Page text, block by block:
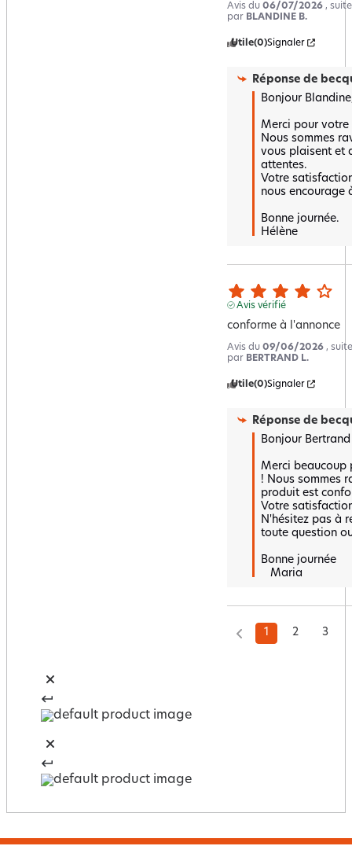
Avis du 06/07/2026 ,
par BLANDINE B.
Utile(0)Signaler
Réponse de
Bonjour
Merci pour
Nous sommes
vous plaisent et
attentes.
Votre
nous encourage
Bonne journée.
Hélène
Avis vérifié
conforme à l'annonce
Avis du 09/06/2026 ,
par BERTRAND L.
Utile(0)Signaler
Réponse de
Bonjour Bertrand
Merci beaucoup
! Nous sommes
produit est
Votre
N'hésitez pas à
toute question
Bonne journée
   Maria
1 2 3